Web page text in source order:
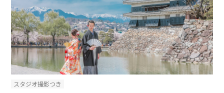
スタジオ撮影つき